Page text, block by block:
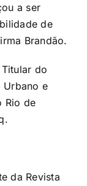
a ser
de
Brandão.
do
Urbano e
Rio de
da Revista